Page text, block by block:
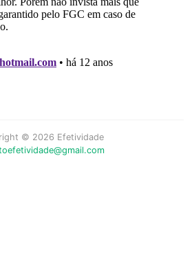
© 2026 Efetividade